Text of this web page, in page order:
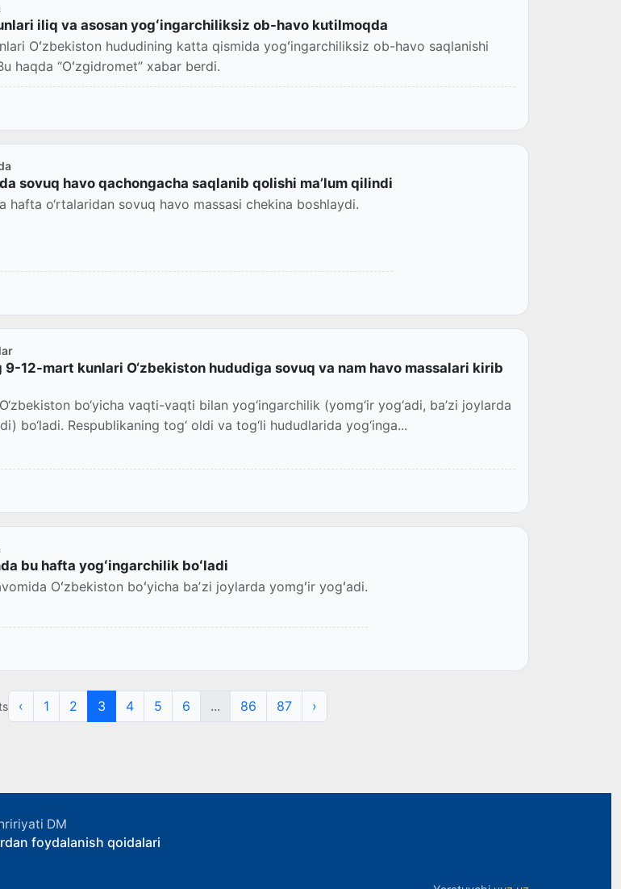
iliq va asosan yogʻingarchiliksiz ob-havo kutilmoqda
Oʻzbekiston hududining katta qismida yogʻingarchiliksiz ob-havo saqlanishi
haqda “Oʻzgidromet” xabar berdi.
sovuq havo qachongacha saqlanib qolishi ma’lum qilindi
hafta o‘rtalaridan sovuq havo massasi chekina boshlaydi.
12-mart kunlari O‘zbekiston hududiga sovuq va nam havo massalari kirib
bo‘yicha vaqti-vaqti bilan yog‘ingarchilik (yomg‘ir yog‘adi, ba’zi joylarda
bo‘ladi. Respublikaning tog‘ oldi va tog‘li hududlarida yog‘inga...
bu hafta yogʻingarchilik boʻladi
Oʻzbekiston boʻyicha baʼzi joylarda yomgʻir yogʻadi.
‹ 1 2 3 4 5 6 ... 86 87 ›
DM
foydalanish qoidalari